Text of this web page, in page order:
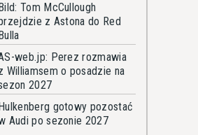
Tom McCullough
z Astona do Red
web.jp: Perez rozmawia
Williamsem o posadzie na
2027
gotowy pozostać
Audi po sezonie 2027